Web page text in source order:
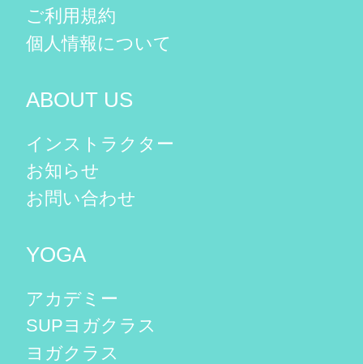
ご利用規約
個人情報について
ABOUT US
インストラクター
お知らせ
お問い合わせ
YOGA
アカデミー
SUPヨガクラス
ヨガクラス